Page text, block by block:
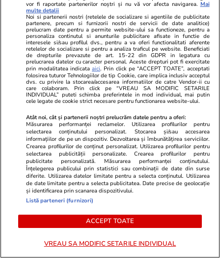
Stiri Mondene 11:24
„Insula Iubirii – Reuniuni”. La ce oră se
difuzează show-ul la Antena 1. Transformarea
uimitoare a concurenților
Citește mai multe
TRENDING
Știri România 26 iul.
Român întors acasă după 25 de ani în
Germania: „Și urzica e mai faină aici decât
trandafirii dincolo”
Știri România 26 iul.
Ploi torențiale, grindină și vijelii în 21 de
județe. Harta zonelor vizate luni de avertizarea
vor fi raportate partenerilor noștri și nu vă vor afecta navigarea. Mai
multe detalii
Noi si partenerii nostri (retelele de socializare si agentiile de publicitate
partenere, precum si furnizorii nostri de servicii de date analitice)
prelucram date pentru a permite website-ului sa functioneze, pentru a
personaliza continutul si anunturile publicitare afisate in functie de
interesele si/sau profilul dvs., pentru a va oferi functionalitati aferente
retelelor de socializare si pentru a analiza traficul pe website. Beneficiati
de drepturile prevazute de art. 15-22 din GDPR in legatura cu
prelucrarea datelor cu caracter personal. Aceste drepturi pot fi exercitate
prin modalitatea indicataaici. Prin click pe “ACCEPT TOATE”, acceptati
folosirea tuturor Tehnologiilor de tip Cookie, care implica inclusiv acceptul
dvs. cu privire la stocarea/accesarea informatiilor de catre Vendor-ii cu
care colaboram. Prin click pe “VREAU SA MODIFIC SETARILE
INDIVIDUAL” puteti schimba preferintele in mod individual, mai putin
cele legate de cookie strict necesare pentru functionarea website-ului.
Atât noi, cât și partenerii noștri prelucrăm datele pentru a oferi:
Măsurarea performanței reclamelor. Utilizarea profilurilor pentru
selectarea conținutului personalizat. Stocarea și/sau accesarea
informațiilor de pe un dispozitiv. Dezvoltarea și îmbunătățirea serviciilor.
Crearea profilurilor de conținut personalizat. Utilizarea profilurilor pentru
selectarea publicității personalizate. Crearea profilurilor pentru
publicitate personalizată. Măsurarea performanței conținutului.
Înțelegerea publicului prin statistici sau combinații de date din surse
diferite. Utilizarea datelor limitate pentru a selecta conținutul. Utilizarea
de date limitate pentru a selecta publicitatea. Date precise de geolocație
și identificarea prin scanarea dispozitivului.
Listă parteneri (furnizori)
ACCEPT TOATE
VREAU SA MODIFIC SETARILE INDIVIDUAL